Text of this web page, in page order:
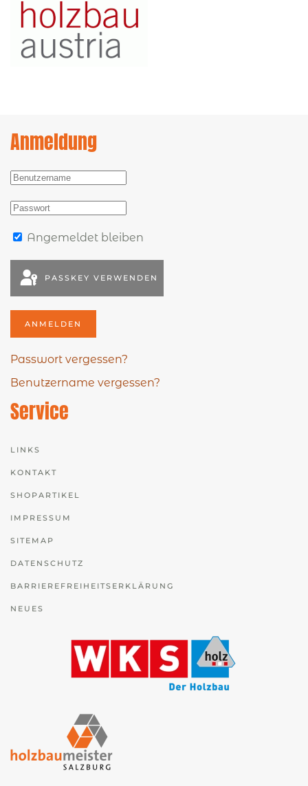
Anmeldung
Angemeldet bleiben
PASSKEY VERWENDEN
ANMELDEN
Passwort vergessen?
Benutzername vergessen?
Service
LINKS
KONTAKT
SHOPARTIKEL
IMPRESSUM
SITEMAP
DATENSCHUTZ
BARRIEREFREIHEITSERKLÄRUNG
NEUES